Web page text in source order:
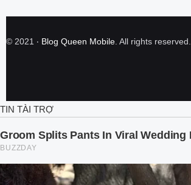
© 2021 ‧ Blog Queen Mobile. All rights reserved.